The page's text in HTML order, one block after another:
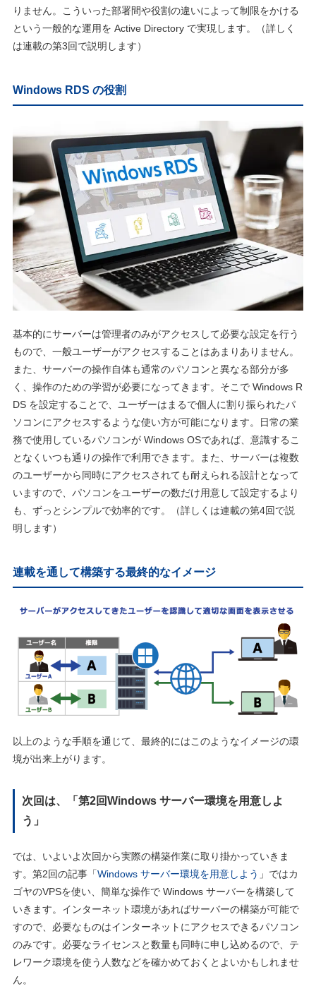
りません。こういった部署間や役割の違いによって制限をかける
という一般的な運用を Active Directory で実現します。（詳しく
は連載の第3回で説明します）
Windows RDS の役割
基本的にサーバーは管理者のみがアクセスして必要な設定を行う
もので、一般ユーザーがアクセスすることはあまりありません。
また、サーバーの操作自体も通常のパソコンと異なる部分が多
く、操作のための学習が必要になってきます。そこで Windows R
DS を設定することで、ユーザーはまるで個人に割り振られたパ
ソコンにアクセスするような使い方が可能になります。日常の業
務で使用しているパソコンが Windows OSであれば、意識するこ
となくいつも通りの操作で利用できます。また、サーバーは複数
のユーザーから同時にアクセスされても耐えられる設計となって
いますので、パソコンをユーザーの数だけ用意して設定するより
も、ずっとシンプルで効率的です。（詳しくは連載の第4回で説
明します）
連載を通して構築する最終的なイメージ
以上のような手順を通じて、最終的にはこのようなイメージの環
境が出来上がります。
次回は、「第2回Windows サーバー環境を用意しよ
う」
では、いよいよ次回から実際の構築作業に取り掛かっていきま
す。第2回の記事「Windows サーバー環境を用意しよう 」ではカ
ゴヤのVPSを使い、簡単な操作で Windows サーバーを構築して
いきます。インターネット環境があればサーバーの構築が可能で
すので、必要なものはインターネットにアクセスできるパソコン
のみです。必要なライセンスと数量も同時に申し込めるので、テ
レワーク環境を使う人数などを確かめておくとよいかもしれませ
ん。